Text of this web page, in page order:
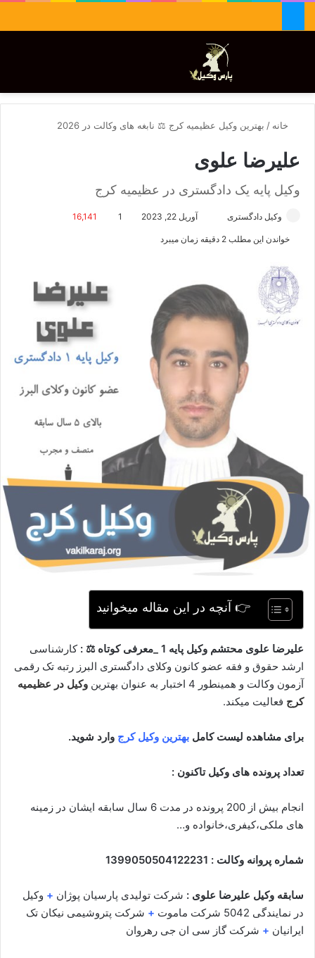
تغییر پوسته
خانه / بهترین وکیل عظیمیه کرج ⚖️ نابغه های وکالت در 2026
علیرضا علوی
وکیل پایه یک دادگستری در عظیمیه کرج
وکیل دادگستری
ل
ی
ی
ل
آوریل 22, 2023 1
16,141
خواندن این مطلب 2 دقیقه زمان میبرد
👉 آنچه در این مقاله میخوانید
علیرضا علوی محتشم وکیل پایه 1 _معرفی کوتاه ⚖ :
کارشناسی
ارشد حقوق و فقه عضو کانون وکلای دادگستری البرز رتبه تک رقمی
آزمون وکالت و همینطور 4 اختبار به عنوان بهترین
وکیل در عظیمیه
کرج فعالیت میکند.
برای مشاهده لیست کامل بهترین وکیل کرج وارد شوید.
تعداد پرونده های وکیل تاکنون :
انجام بیش از 200 پرونده در مدت 6 سال سابقه ایشان در زمینه
های ملکی،کیفری،خانواده و…
شماره پروانه وکالت : 1399050504122231
سابقه وکیل علیرضا علوی : شرکت تولیدی پارسیان پوژان + وکیل
در نمایندگی 5042 شرکت ماموت
+ شرکت پتروشیمی نیکان تک
ایرانیان + شرکت گاز سی ان جی رهروان